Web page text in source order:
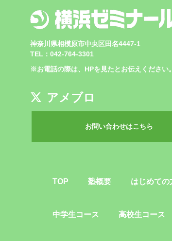
神奈川県相模原市中央区田名4447-1
TEL：042-764-3301
※お電話の際は、HPを見たとお伝えください。
アメブロ
お問い合わせはこちら
TOP 塾概要 はじめての
中学生コース 高校生コース